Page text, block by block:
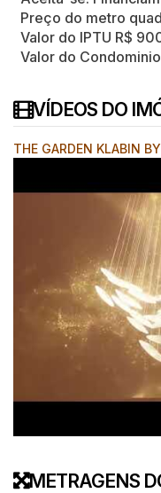
Preço do metro
Valor do IPTU R$
Valor do Condominio
VÍDEOS DO
THE GARDEN KLABIN
METRAGENS